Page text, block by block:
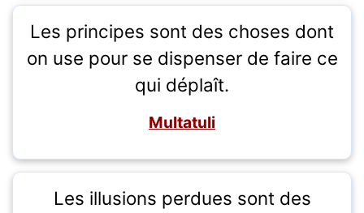
Les principes sont des choses dont
on use pour se dispenser de faire ce
qui déplaît.
Multatuli
Les illusions perdues sont des